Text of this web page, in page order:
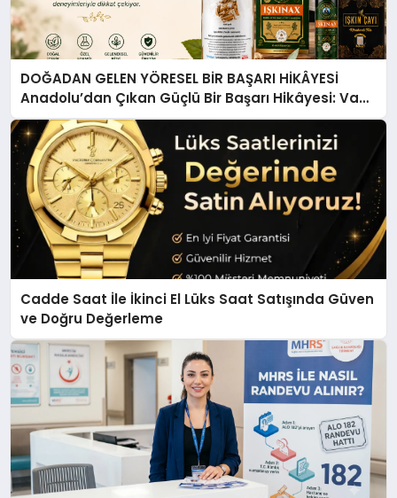
DOĞADAN GELEN YÖRESEL BİR BAŞARI HİKÂYESİ
Anadolu’dan Çıkan Güçlü Bir Başarı Hikâyesi: Van
Gölü Yöresel Işkın Kökü Sirkesi
Cadde Saat İle İkinci El Lüks Saat Satışında Güven
ve Doğru Değerleme